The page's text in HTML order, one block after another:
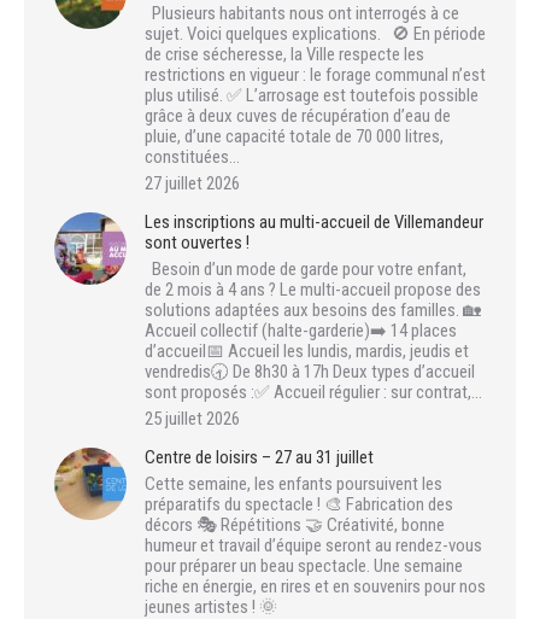
Plusieurs habitants nous ont interrogés à ce
sujet. Voici quelques explications. 🚫 En période
de crise sécheresse, la Ville respecte les
restrictions en vigueur : le forage communal n’est
plus utilisé. ✅ L’arrosage est toutefois possible
grâce à deux cuves de récupération d’eau de
pluie, d’une capacité totale de 70 000 litres,
constituées…
27 juillet 2026
Les inscriptions au multi-accueil de Villemandeur
sont ouvertes !
Besoin d’un mode de garde pour votre enfant,
de 2 mois à 4 ans ? Le multi-accueil propose des
solutions adaptées aux besoins des familles. 🏡
Accueil collectif (halte-garderie)➡️ 14 places
d’accueil📅 Accueil les lundis, mardis, jeudis et
vendredis🕣 De 8h30 à 17h Deux types d’accueil
sont proposés :✅ Accueil régulier : sur contrat,…
25 juillet 2026
Centre de loisirs – 27 au 31 juillet
Cette semaine, les enfants poursuivent les
préparatifs du spectacle ! 🎨 Fabrication des
décors 🎭 Répétitions 🤝 Créativité, bonne
humeur et travail d’équipe seront au rendez-vous
pour préparer un beau spectacle. Une semaine
riche en énergie, en rires et en souvenirs pour nos
jeunes artistes ! 🌞